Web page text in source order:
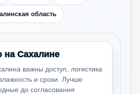
область
на Сахалине
важны доступ, логистика
и сроки. Лучше
до согласования